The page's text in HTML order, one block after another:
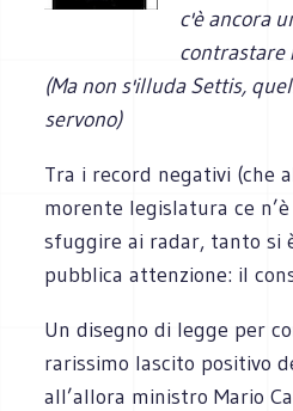
c'è ancora
contrastare
(Ma non s'illuda Settis,
servono)
Tra i record negativi (che
morente legislatura ce
sfuggire ai radar, tanto si
pubblica attenzione: il
Un disegno di legge per
rarissimo lascito positivo
all’allora ministro Mario